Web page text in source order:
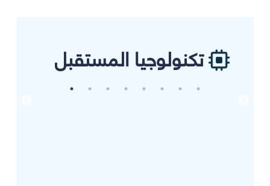
تكنولوجيا المستقبل